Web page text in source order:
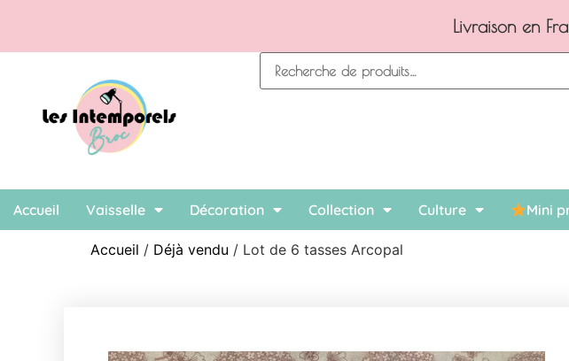
Livraison en
Accueil Vaisselle Décoration Collection Culture Mini
Accueil / Déjà vendu / Lot de 6 tasses Arcopal